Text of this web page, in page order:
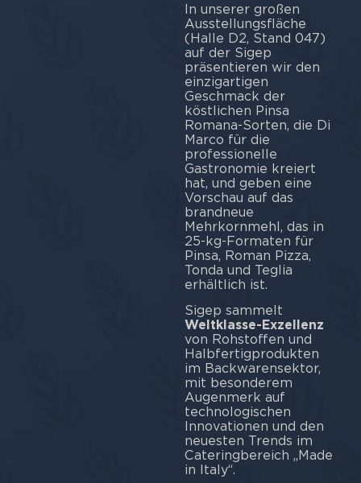
In unserer großen
Ausstellungsfläche
(Halle D2, Stand 047)
auf der Sigep
präsentieren wir den
einzigartigen
Geschmack der
köstlichen Pinsa
Romana-Sorten, die Di
Marco für die
professionelle
Gastronomie kreiert
hat, und geben eine
Vorschau auf das
brandneue
Mehrkornmehl, das in
25-kg-Formaten für
Pinsa, Roman Pizza,
Tonda und Teglia
erhältlich ist.
Sigep sammelt
Weltklasse-Exzellenz
von Rohstoffen und
Halbfertigprodukten
im Backwarensektor,
mit besonderem
Augenmerk auf
technologischen
Innovationen und den
neuesten Trends im
Cateringbereich „Made
in Italy“.